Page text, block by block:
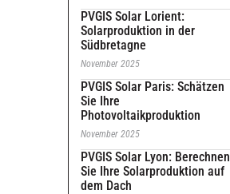
PVGIS Solar Lorient:
Solarproduktion in der
Südbretagne
November 2025
PVGIS Solar Paris: Schätzen
Sie Ihre
Photovoltaikproduktion
November 2025
PVGIS Solar Lyon: Berechnen
Sie Ihre Solarproduktion auf
dem Dach